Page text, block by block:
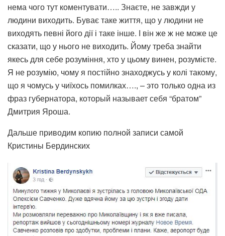
нема чого тут коментувати….. Знаєте, не завжди у
людини виходить. Буває таке життя, що у людини не
виходять певні його дії і таке інше. І він же ж не може це
сказати, що у нього не виходить. Йому треба знайти
якесь для себе розуміння, хто у цьому винен, розумієте.
Я не розумію, чому я постійно знаходжусь у колі такому,
що я чомусь у чиїхось помилках…., – это только одна из
фраз губернатора, который называет себя “братом”
Дмитрия Яроша.
Дальше приводим копию полной записи самой
Кристины Бердинских